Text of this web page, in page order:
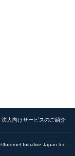
法人向けサービスのご紹介
©Internet Initiative Japan Inc.